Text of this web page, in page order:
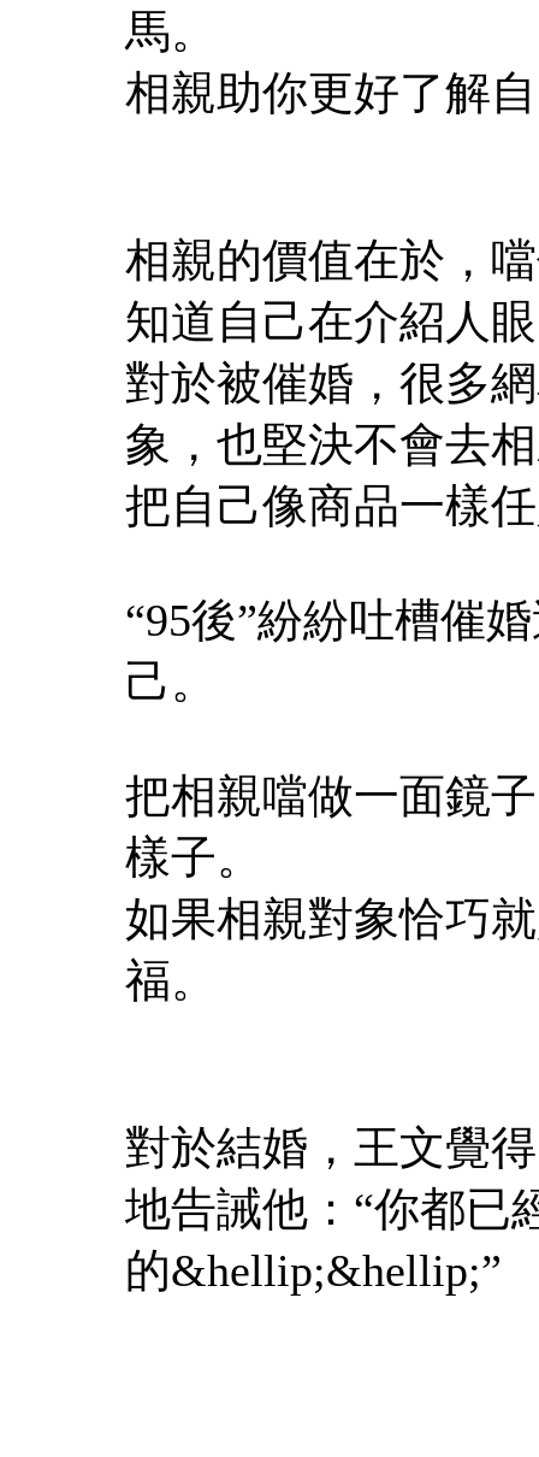
馬。
相親助你更好了解
相親的價值在於，
知道自己在介紹人
對於被催婚，很多
象，也堅決不會去
把自己像商品一樣
“95後”紛紛吐槽催
己。
把相親噹做一面鏡
樣子。
如果相親對象恰巧
福。
對於結婚，王文覺
地告誡他：“你都已
的&hellip;&hellip;”